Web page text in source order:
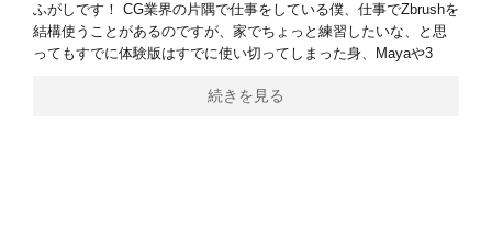
ふがしです！ CG業界の片隅で仕事をしている僕、仕事でZbrushを
結構使うことがあるのですが、家でちょっと練習したいな、と思
ってもすでに体験版はすでに使い切ってしまった身、Mayaや3
続きを見る